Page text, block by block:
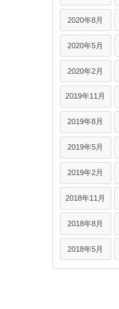
2020年8月
2020年5月
2020年2月
2019年11月
2019年8月
2019年5月
2019年2月
2018年11月
2018年8月
2018年5月